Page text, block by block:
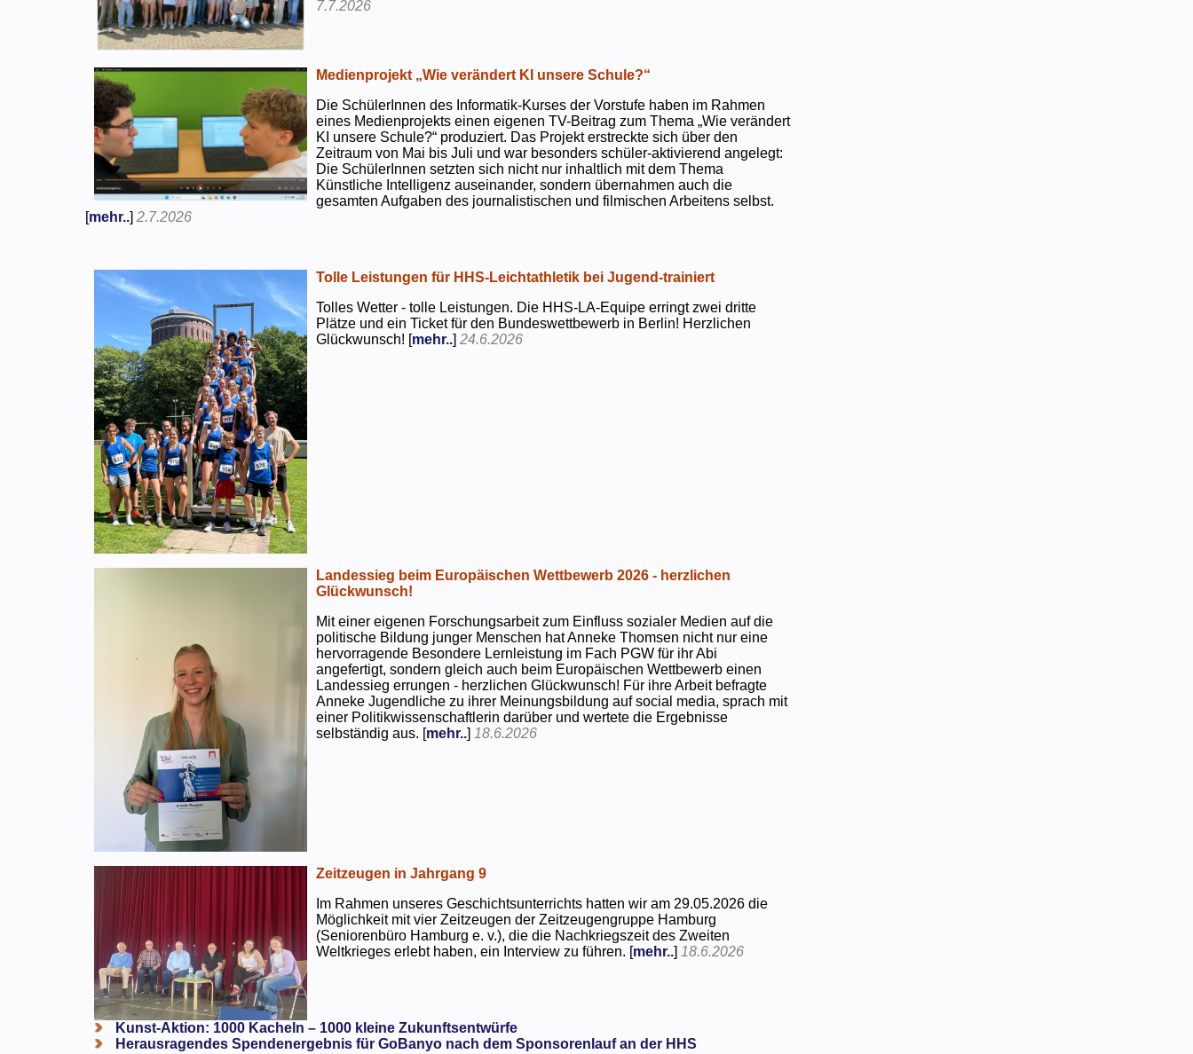
7.7.2026
Medienprojekt „Wie verändert KI unsere Schule?“
Die SchülerInnen des Informatik-Kurses der Vorstufe haben im Rahmen
eines Medienprojekts einen eigenen TV-Beitrag zum Thema „Wie verändert
KI unsere Schule?“ produziert. Das Projekt erstreckte sich über den
Zeitraum von Mai bis Juli und war besonders schüler-aktivierend angelegt:
Die SchülerInnen setzten sich nicht nur inhaltlich mit dem Thema
Künstliche Intelligenz auseinander, sondern übernahmen auch die
gesamten Aufgaben des journalistischen und filmischen Arbeitens selbst.
[mehr..]2.7.2026
Tolle Leistungen für HHS-Leichtathletik bei Jugend-trainiert
Tolles Wetter - tolle Leistungen. Die HHS-LA-Equipe erringt zwei dritte
Plätze und ein Ticket für den Bundeswettbewerb in Berlin! Herzlichen
Glückwunsch! [mehr..]24.6.2026
Landessieg beim Europäischen Wettbewerb 2026 - herzlichen
Glückwunsch!
Mit einer eigenen Forschungsarbeit zum Einfluss sozialer Medien auf die
politische Bildung junger Menschen hat Anneke Thomsen nicht nur eine
hervorragende Besondere Lernleistung im Fach PGW für ihr Abi
angefertigt, sondern gleich auch beim Europäischen Wettbewerb einen
Landessieg errungen - herzlichen Glückwunsch! Für ihre Arbeit befragte
Anneke Jugendliche zu ihrer Meinungsbildung auf social media, sprach mit
einer Politikwissenschaftlerin darüber und wertete die Ergebnisse
selbständig aus. [mehr..] 18.6.2026
Zeitzeugen in Jahrgang 9
Im Rahmen unseres Geschichtsunterrichts hatten wir am 29.05.2026 die
Möglichkeit mit vier Zeitzeugen der Zeitzeugengruppe Hamburg
(Seniorenbüro Hamburg e. v.), die die Nachkriegszeit des Zweiten
Weltkrieges erlebt haben, ein Interview zu führen. [mehr..] 18.6.2026
Kunst-Aktion: 1000 Kacheln – 1000 kleine Zukunftsentwürfe
Herausragendes Spendenergebnis für GoBanyo nach dem Sponsorenlauf an der HHS